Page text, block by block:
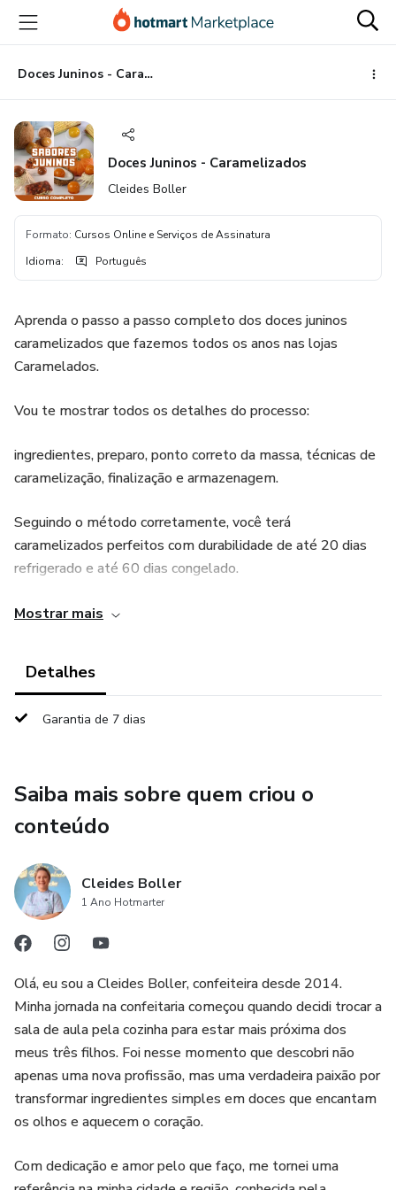
para
conteúdo
principal
para
pagamento
para
rodapé
Doces Juninos - Caramelizados
Doces Juninos - Caramelizados
Cleides Boller
Formato: Cursos Online e Serviços de Assinatura
Idioma: Português
Aprenda o passo a passo completo dos doces juninos
caramelizados que fazemos todos os anos nas lojas
Caramelados.
Vou te mostrar todos os detalhes do processo:
ingredientes, preparo, ponto correto da massa, técnicas de
caramelização, finalização e armazenagem.
Seguindo o método corretamente, você terá
caramelizados perfeitos com durabilidade de até 20 dias
refrigerado e até 60 dias congelado.
Nesse curso você vai aprender 4 sabores juninos
• Vídeo aulas passo a passo
• E-book completo com todas as receitas
• Técnicas de preparo e conservação
• Acesso por 1 ano
caramelizados quanto para quem quer começar agora.
Ao final do curso, você será capaz de produzir 4 sabores
juninos deliciosos, caramelizados perfeitos, com excelente
durabilidade e prontos para vender.
Mostrar mais
Detalhes
Garantia de 7 dias
Saiba mais sobre quem criou o
conteúdo
Cleides Boller
1 Ano Hotmarter
Olá, eu sou a Cleides Boller, confeiteira desde 2014.
Minha jornada na confeitaria começou quando decidi trocar a
sala de aula pela cozinha para estar mais próxima dos
meus três filhos. Foi nesse momento que descobri não
apenas uma nova profissão, mas uma verdadeira paixão por
transformar ingredientes simples em doces que encantam
os olhos e aquecem o coração.
Com dedicação e amor pelo que faço, me tornei uma